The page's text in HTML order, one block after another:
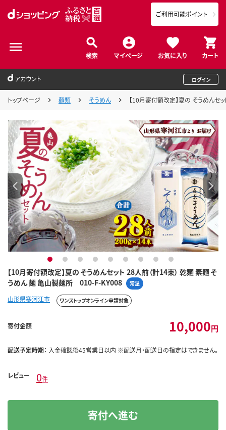
検索 マイページ お気に入り カート
ご利用可能ポイント
アカウント ログイン
トップページ 麺類 そうめん 【10月寄付額改定】夏の そうめん
【10月寄付額改定】夏の そうめんセット 28人前（計14束） 乾麺 素麺 そ
うめん 麺 亀山製麺所 010-F-KY008
常温
1 2 3 4 5 6 7 8 9
山形県寒河江市 ワンストップオンライン申請対象
寄付金額 10,000円
配送予定時期： 入金確認後45営業日以内 ※配送月・配送日の指定はできません。
レビュー 0件
寄付へ進む